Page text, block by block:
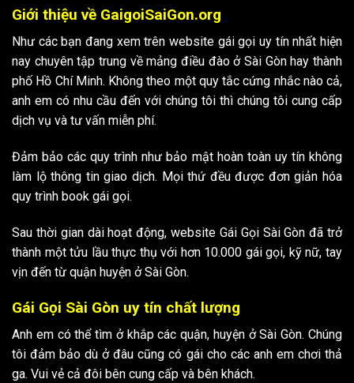
Giới thiệu về GaigoiSaiGon.org
Như các bạn đang xem trên website gái gọi uy tín nhất hiện
nay chuyên tập trung về mảng điều đào ở Sài Gòn hay thành
phố Hồ Chí Minh. Không theo một quy tắc cứng nhắc nào cả,
anh em có nhu cầu đến với chúng tôi thì chúng tôi cung cấp
dịch vụ và tư vấn miễn phí.
Đảm bảo các quy trình như bảo mật hoàn toàn uy tín không
làm lộ thông tin giao dịch. Mọi thứ đều được đơn giản hóa
quy trình book gái gọi.
Sau thời gian dài hoạt động, website Gái Gọi Sài Gòn đã trở
thành một tửu lầu thực thụ với hơn 10.000 gái gọi, kỹ nữ, tay
vịn đến từ quận huyện ở Sài Gòn.
Gái Gọi Sài Gòn uy tín chất lượng
Anh em có thể tìm ở khắp các quận, huyện ở Sài Gòn. Chúng
tôi đảm bảo dù ở đâu cũng có gái cho các anh em chơi thả
ga. Vui vẻ cả đôi bên cung cấp và bên khách.